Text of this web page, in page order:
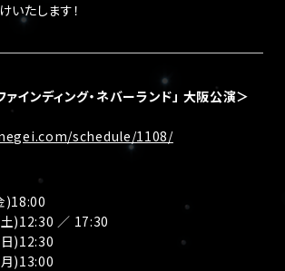
いたします！
ァインディング・ネバーランド」 大阪公演＞
schedule/1108/
)18:00
)12:30 ／ 17:30
)12:30
)13:00